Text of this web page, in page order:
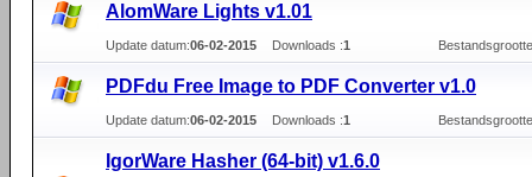
AlomWare Lights v1.01
Update datum:06-02-2015 Downloads :1
PDFdu Free Image to PDF Converter v1.0
Update datum:06-02-2015 Downloads :1
IgorWare Hasher (64-bit) v1.6.0